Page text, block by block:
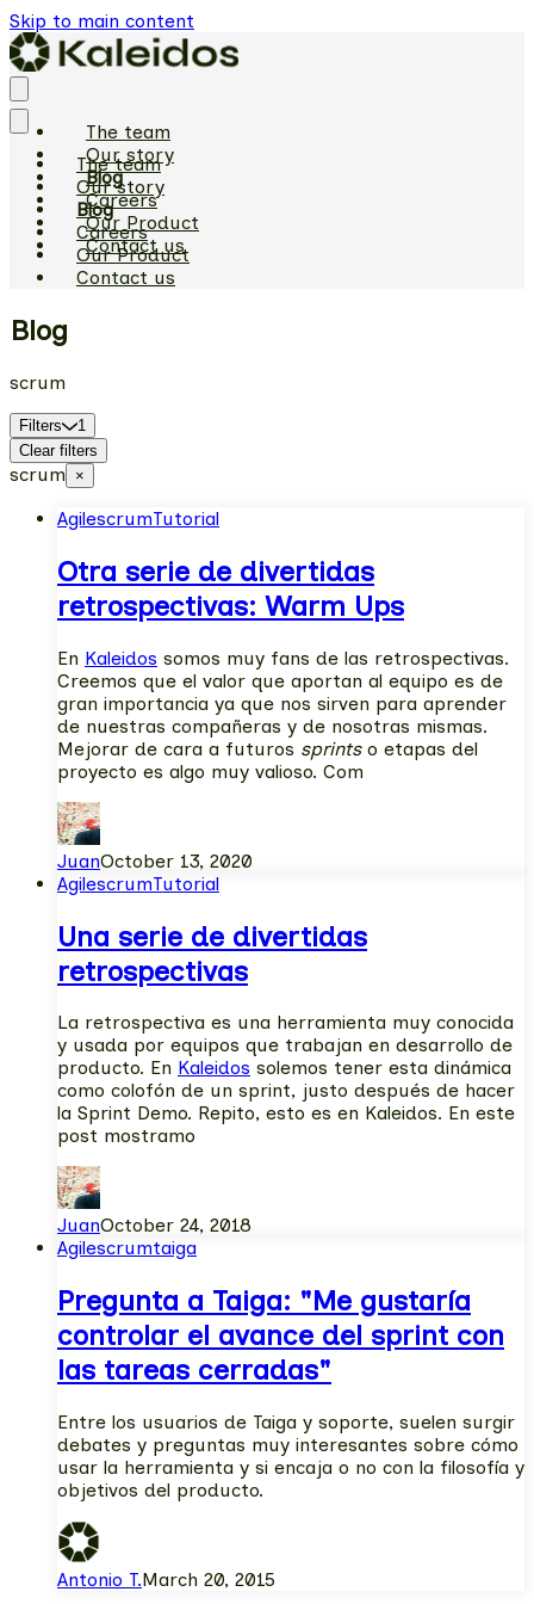
Skip to main content
The team
Our story
Blog
Careers
Our Product
Contact us
The team
Our story
Blog
Careers
Our Product
Contact us
Blog
scrum
Filters
1
Clear filters
scrum ×
AgilescrumTutorial
Otra serie de divertidas
retrospectivas: Warm Ups
En Kaleidos somos muy fans de las retrospectivas.
Creemos que el valor que aportan al equipo es de
gran importancia ya que nos sirven para aprender
de nuestras compañeras y de nosotras mismas.
Mejorar de cara a futuros sprintso etapas del
proyecto es algo muy valioso. Com
JuanOctober 13, 2020
AgilescrumTutorial
Una serie de divertidas
retrospectivas
La retrospectiva es una herramienta muy conocida
y usada por equipos que trabajan en desarrollo de
producto. En Kaleidos solemos tener esta dinámica
como colofón de un sprint, justo después de hacer
la Sprint Demo. Repito, esto es en Kaleidos. En este
post mostramo
JuanOctober 24, 2018
Agilescrumtaiga
Pregunta a Taiga: "Me gustaría
controlar el avance del sprint con
las tareas cerradas"
Entre los usuarios de Taiga y soporte, suelen surgir
debates y preguntas muy interesantes sobre cómo
usar la herramienta y si encaja o no con la filosofía y
objetivos del producto.
Antonio T.March 20, 2015